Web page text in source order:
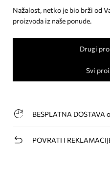
Nažalost, netko je bio brži od
proizvoda iz naše ponude.
Drugi
Svi
BESPLATNA DOSTAVA
POVRATI I